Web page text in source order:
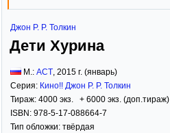
Джон Р. Р. Толкин
Дети Хурина
М.: АСТ, 2015 г. (январь)
Серия: Кино!! Джон Р. Р. Толкин
Тираж: 4000 экз. + 6000 экз. (доп.тираж)
ISBN: 978-5-17-088664-7
Тип обложки: твёрдая